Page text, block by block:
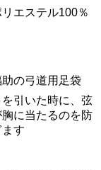
リエステル100％
助の弓道用足袋
を引いた時に、弦
胸に当たるのを防
ます